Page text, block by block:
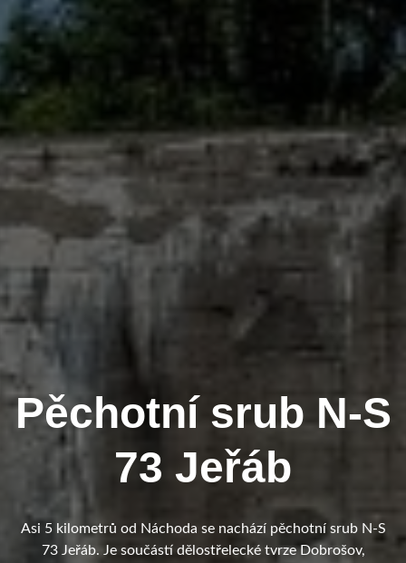
Pěchotní srub N-S
73 Jeřáb
Asi 5 kilometrů od Náchoda se nachází pěchotní srub N-S
73 Jeřáb. Je součástí dělostřelecké tvrze Dobrošov,